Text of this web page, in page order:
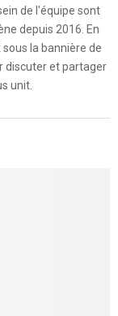
de l'équipe sont
depuis 2016. En
la bannière de
discuter et partager
unit.